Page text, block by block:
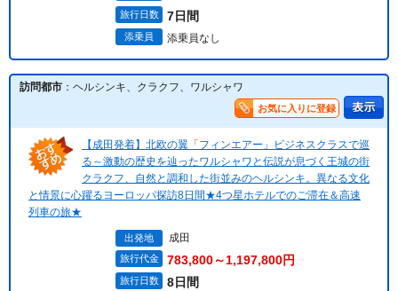
旅行日数 7日間
添乗員 添乗員なし
訪問都市 ：ヘルシンキ、クラクフ、ワルシャワ
お気に入りに登録
【成田発着】北欧の翼「フィンエアー」ビジネスクラスで巡
る～激動の歴史を辿ったワルシャワと伝説が息づく王城の街
クラクフ、自然と調和した街並みのヘルシンキ。異なる文化
と情景に心躍るヨーロッパ探訪8日間★4つ星ホテルでのご滞在＆高速
列車の旅★
出発地 成田
旅行代金 783,800～1,197,800円
旅行日数 8日間